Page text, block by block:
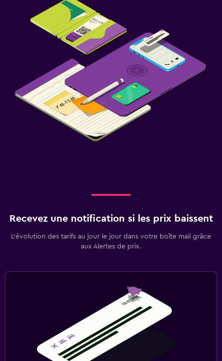
Recevez une notification si les prix baissent
L’évolution des tarifs au jour le jour dans votre boîte mail grâce
aux Alertes de prix.